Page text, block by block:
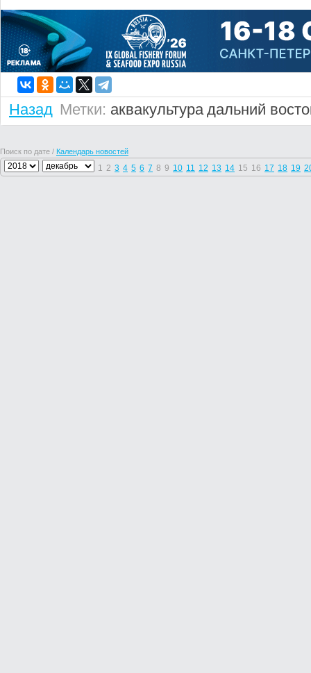
Назад Метки: аквакультура дальний
Поиск по дате / Календарь новостей
1 2 3 4 5 6 7 8 9 10 11 12 13 14 15 16 17 18 19